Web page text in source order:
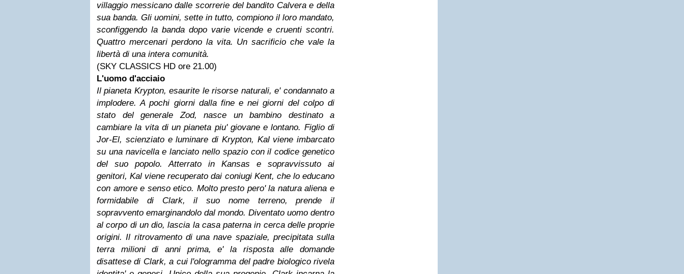
villaggio messicano dalle scorrerie del bandito Calvera e della
sua banda. Gli uomini, sette in tutto, compiono il loro mandato,
sconfiggendo la banda dopo varie vicende e cruenti scontri.
Quattro mercenari perdono la vita. Un sacrificio che vale la
libertà di una intera comunità.
(SKY CLASSICS HD ore 21.00)
L'uomo d'acciaio
Il pianeta Krypton, esaurite le risorse naturali, e' condannato a
implodere. A pochi giorni dalla fine e nei giorni del colpo di
stato del generale Zod, nasce un bambino destinato a
cambiare la vita di un pianeta piu' giovane e lontano. Figlio di
Jor-El, scienziato e luminare di Krypton, Kal viene imbarcato
su una navicella e lanciato nello spazio con il codice genetico
del suo popolo. Atterrato in Kansas e sopravvissuto ai
genitori, Kal viene recuperato dai coniugi Kent, che lo educano
con amore e senso etico. Molto presto pero' la natura aliena e
formidabile di Clark, il suo nome terreno, prende il
sopravvento emarginandolo dal mondo. Diventato uomo dentro
al corpo di un dio, lascia la casa paterna in cerca delle proprie
origini. Il ritrovamento di una nave spaziale, precipitata sulla
terra milioni di anni prima, e' la risposta alle domande
disattese di Clark, a cui l'ologramma del padre biologico rivela